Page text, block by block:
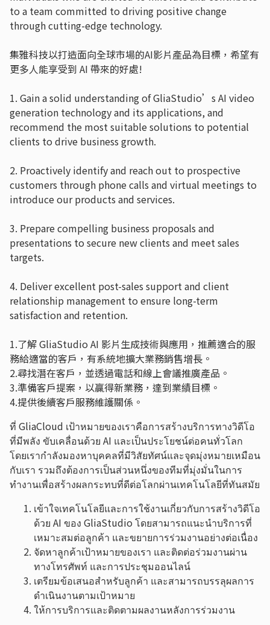
to a team committed to driving positive change
through cutting-edge technology.
集雅科技以打造面向全球市場的AI影片產品為目標，希望有
更多人能享受到 AI 帶來的好處!
1. Gain a solid understanding of GliaStudio’s AI video
generation technology and its applications, and
recommend the most suitable solutions to potential
clients to drive business growth.
2. Proactively identify and reach out to prospective
customers through phone calls and virtual meetings to
introduce our products and services.
3. Prepare compelling business proposals and
presentations to secure new clients and meet sales
targets.
4. Deliver excellent post-sales support and client
relationship management to ensure long-term
satisfaction and retention.
1.了解 GliaStudio AI 影片生成技術與應用，推薦適合的服
務給適當的客戶，有系統地擴大業務銷售增長。
2.尋找潛在客戶，並透過電話和線上會議推廣產品。
3.準備客戶提案，以贏得新業務，達到業績目標。
4.提供後續客戶服務維護關係。
ที่ GliaCloud เป้าหมายของเราคือการสร้างบริการทางวิดีโอ
ที่มีพลัง ขับเคลื่อนด้วย AI และเป็นประโยชน์ต่อคนทั่วโลก
โดยเรากำลังมองหาบุคคลที่มีวิสัยทัศน์และจุดมุ่งหมายเหมือน
กับเรา รวมถึงต้องการเป็นส่วนหนึ่งของทีมที่มุ่งมั่นในการ
ทำงานเพื่อสร้างผลกระทบที่ดีต่อโลกผ่านเทคโนโลยีที่ทันสมัย
เข้าใจเทคโนโลยีและการใช้งานเกี่ยวกับการสร้างวิดีโอ
ด้วย AI ของ GliaStudio โดยสามารถแนะนำบริการที่
เหมาะสมต่อลูกค้า และขยายการร่วมงานอย่างต่อเนื่อง
จัดหาลูกค้าเป้าหมายของเรา และติดต่อร่วมงานผ่าน
ทางโทรศัพท์ และการประชุมออนไลน์
เตรียมข้อเสนอสำหรับลูกค้า และสามารถบรรลุผลการ
ดำเนินงานตามเป้าหมาย
ให้การบริการและติดตามผลงานหลังการร่วมงาน